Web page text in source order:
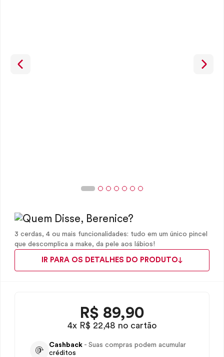
3 cerdas, 4 ou mais funcionalidades: tudo em um único pincel
que descomplica a make, da pele aos lábios!
IR PARA OS DETALHES DO PRODUTO
R$ 89,90
4x R$ 22,48 no cartão
Cashback - Suas compras podem acumular
créditos